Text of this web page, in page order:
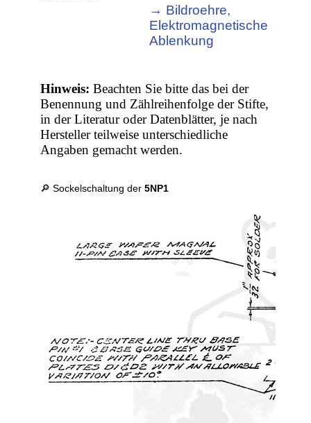
→ Bildroehre,
Elektromagnetische
Ablenkung
Hinweis: Beachten Sie bitte das bei der
Benennung und Zählreihenfolge der Stifte,
in der Literatur oder Datenblätter, je nach
Hersteller teilweise unterschiedliche
Angaben gemacht werden.
🔎 Sockelschaltung der5NP1